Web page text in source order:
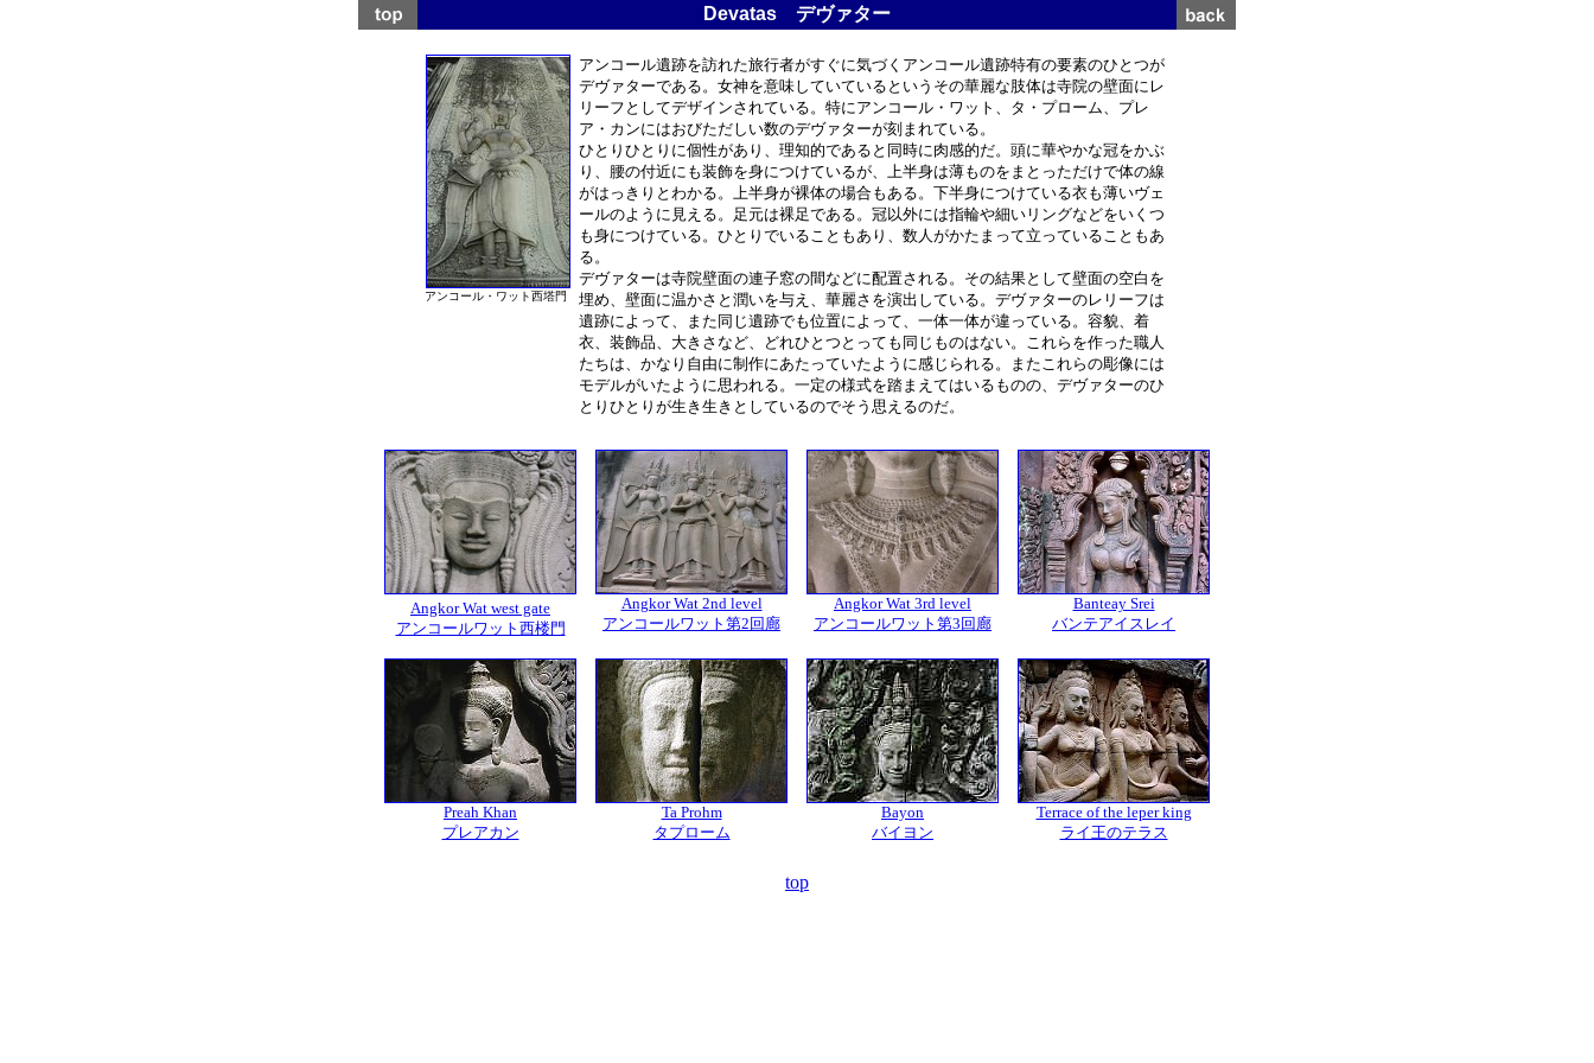
Devatas デヴァター
アンコール・ワット西塔門
アンコール遺跡を訪れた旅行者がすぐに気づくアンコール遺跡特有の要素のひとつが
デヴァターである。女神を意味していているというその華麗な肢体は寺院の壁面にレ
リーフとしてデザインされている。特にアンコール・ワット、タ・プローム、プレ
ア・カンにはおびただしい数のデヴァターが刻まれている。
ひとりひとりに個性があり、理知的であると同時に肉感的だ。頭に華やかな冠をかぶ
り、腰の付近にも装飾を身につけているが、上半身は薄ものをまとっただけで体の線
がはっきりとわかる。上半身が裸体の場合もある。下半身につけている衣も薄いヴェ
ールのように見える。足元は裸足である。冠以外には指輪や細いリングなどをいくつ
も身につけている。ひとりでいることもあり、数人がかたまって立っていることもあ
る。
デヴァターは寺院壁面の連子窓の間などに配置される。その結果として壁面の空白を
埋め、壁面に温かさと潤いを与え、華麗さを演出している。デヴァターのレリーフは
遺跡によって、また同じ遺跡でも位置によって、一体一体が違っている。容貌、着
衣、装飾品、大きさなど、どれひとつとっても同じものはない。これらを作った職人
たちは、かなり自由に制作にあたっていたように感じられる。またこれらの彫像には
モデルがいたように思われる。一定の様式を踏まえてはいるものの、デヴァターのひ
とりひとりが生き生きとしているのでそう思えるのだ。
Angkor Wat west gate
アンコールワット西楼門
Angkor Wat 2nd level
アンコールワット第2回廊
Angkor Wat 3rd level
アンコールワット第3回廊
Banteay Srei
バンテアイスレイ
Preah Khan
プレアカン
Ta Prohm
タプローム
Bayon
バイヨン
Terrace of the leper king
ライ王のテラス
top